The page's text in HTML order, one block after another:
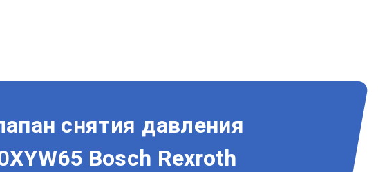
снятия давления
Bosch Rexroth